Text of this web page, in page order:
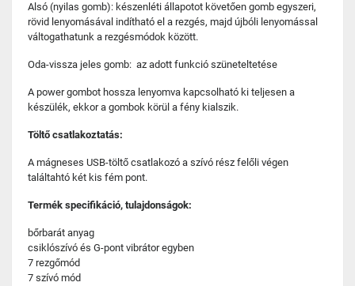
Alsó (nyilas gomb): készenléti állapotot követően gomb egyszeri,
rövid lenyomásával indítható el a rezgés, majd újbóli lenyomással
váltogathatunk a rezgésmódok között.
Oda-vissza jeles gomb: az adott funkció szüneteltetése
A power gombot hossza lenyomva kapcsolható ki teljesen a
készülék, ekkor a gombok körül a fény kialszik.
Töltő csatlakoztatás:
A mágneses USB-töltő csatlakozó a szívó rész felőli végen
találtahtó két kis fém pont.
Termék specifikáció, tulajdonságok:
bőrbarát anyag
csiklószívó és G-pont vibrátor egyben
7 rezgőmód
7 szívó mód